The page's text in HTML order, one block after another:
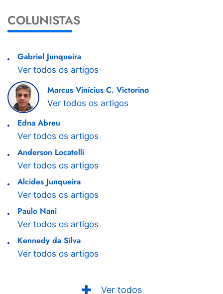
COLUNISTAS
Gabriel Junqueira
Ver todos os artigos
Marcus Vinícius C. Victorino
Ver todos os artigos
Edna Abreu
Ver todos os artigos
Anderson Locatelli
Ver todos os artigos
Alcides Junqueira
Ver todos os artigos
Paulo Nani
Ver todos os artigos
Kennedy da Silva
Ver todos os artigos
Ver todos